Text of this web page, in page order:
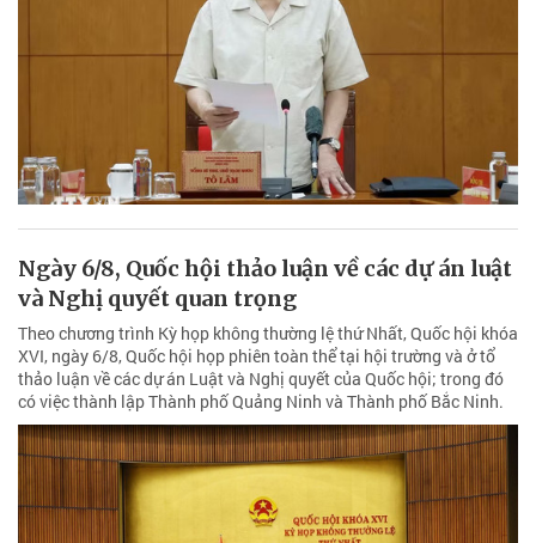
Ngày 6/8, Quốc hội thảo luận về các dự án luật
và Nghị quyết quan trọng
Theo chương trình Kỳ họp không thường lệ thứ Nhất, Quốc hội khóa
XVI, ngày 6/8, Quốc hội họp phiên toàn thể tại hội trường và ở tổ
thảo luận về các dự án Luật và Nghị quyết của Quốc hội; trong đó
có việc thành lập Thành phố Quảng Ninh và Thành phố Bắc Ninh.